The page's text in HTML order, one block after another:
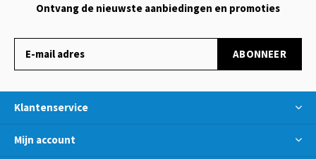
Ontvang de nieuwste aanbiedingen en promoties
ABONNEER
Klantenservice
Mijn account